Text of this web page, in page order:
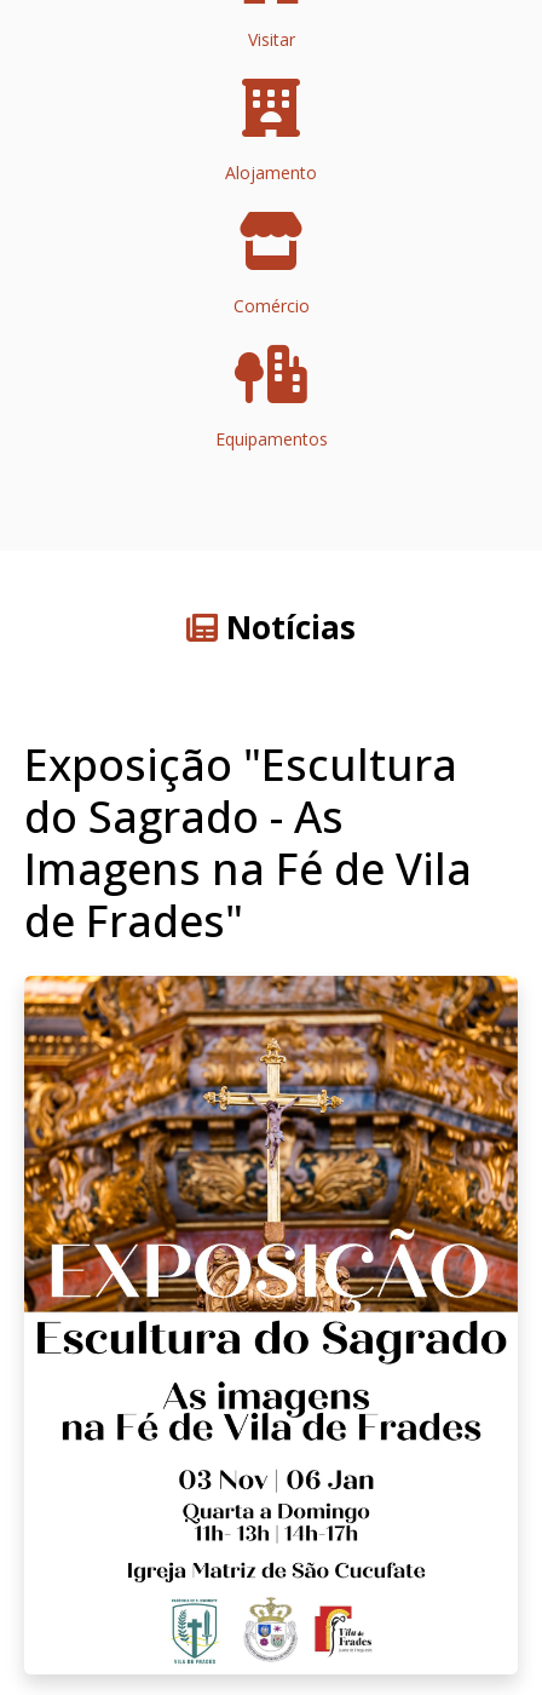
Visitar
Alojamento
Comércio
Equipamentos
Notícias
Exposição "Escultura
do Sagrado - As
Imagens na Fé de Vila
de Frades"